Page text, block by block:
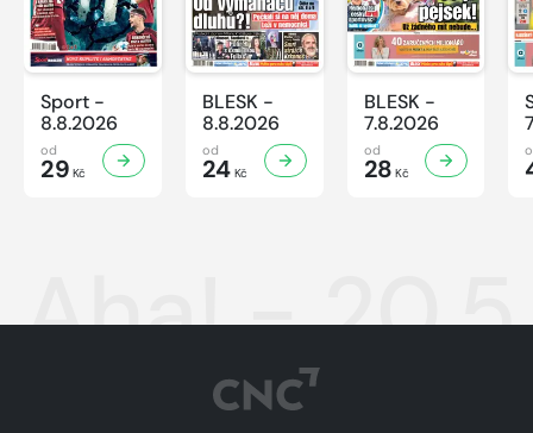
Sport -
8.8.2026
od
29 Kč
BLESK -
8.8.2026
od
24Kč
BLESK -
7.8.2026
od
28 Kč
Aha! -